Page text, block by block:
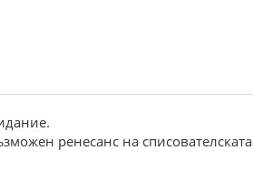
ренесанс на списователската